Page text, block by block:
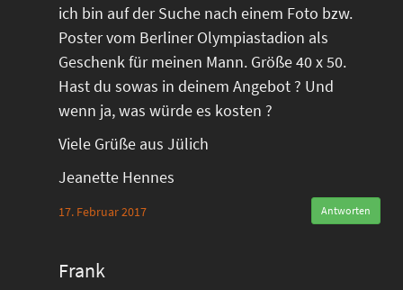
ich bin auf der Suche nach einem Foto bzw.
Poster vom Berliner Olympiastadion als
Geschenk für meinen Mann. Größe 40 x 50.
Hast du sowas in deinem Angebot ? Und
wenn ja, was würde es kosten ?
Viele Grüße aus Jülich
Jeanette Hennes
17. Februar 2017 Antworten
Frank